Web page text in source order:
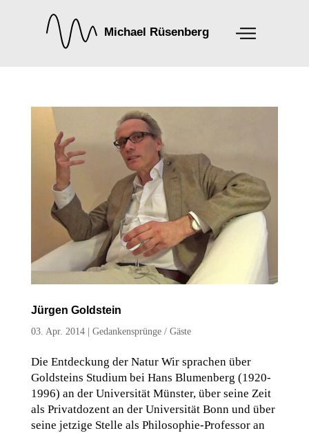
Jürgen Goldstein
03. Apr. 2014| Gedankensprünge / Gäste
Die Entdeckung der Natur Wir sprachen über
Goldsteins Studium bei Hans Blumenberg (1920-
1996) an der Universität Münster, über seine Zeit
als Privatdozent an der Universität Bonn und über
seine jetzige Stelle als Philosophie-Professor an